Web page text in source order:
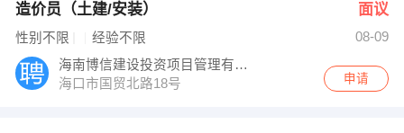
造价员（土建/安装） 面议
性别不限 经验不限
08-09
海南博信建设投资项目管理有限公司
海口市国贸北路18号
申请